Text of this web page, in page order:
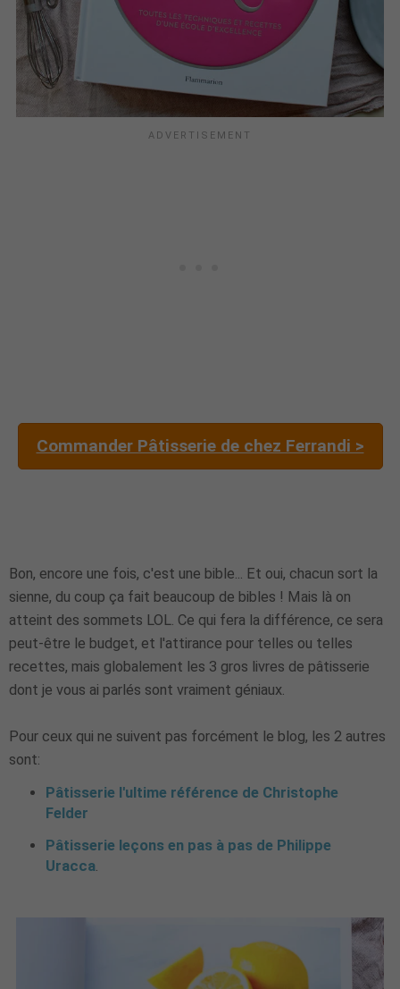
Commander Pâtisserie de chez Ferrandi >
Bon, encore une fois, c'est une bible... Et oui, chacun sort la
sienne, du coup ça fait beaucoup de bibles ! Mais là on
atteint des sommets LOL. Ce qui fera la différence, ce sera
peut-être le budget, et l'attirance pour telles ou telles
recettes, mais globalement les 3 gros livres de pâtisserie
dont je vous ai parlés sont vraiment géniaux.
Pour ceux qui ne suivent pas forcément le blog, les 2 autres
sont:
Pâtisserie l'ultime référence de Christophe
Felder
Pâtisserie leçons en pas à pas de Philippe
Uracca